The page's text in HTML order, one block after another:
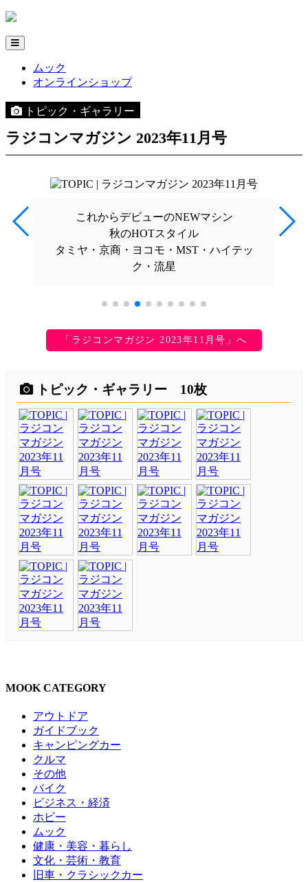
ムック
オンラインショップ
トピック・ギャラリー
ラジコンマガジン 2023年11月号
これからデビューのNEWマシン
秋のHOTスタイル
タミヤ・京商・ヨコモ・MST・ハイテッ
ク・流星
「ラジコンマガジン 2023年11月号」へ
トピック・ギャラリー 10枚
MOOK CATEGORY
アウトドア
ガイドブック
キャンピングカー
クルマ
その他
バイク
ビジネス・経済
ホビー
ムック
健康・美容・暮らし
文化・芸術・教育
旧車・クラシックカー